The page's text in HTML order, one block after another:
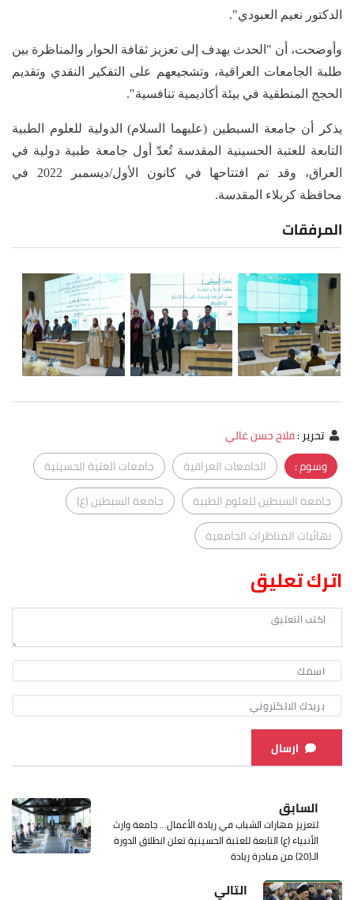
الدكتور نعيم العبودي".
وأوضحت، أن "الحدث يهدف إلى تعزيز ثقافة الحوار والمناظرة بين
طلبة الجامعات العراقية، وتشجيعهم على التفكير النقدي وتقديم
الحجج المنطقية في بيئة أكاديمية تنافسية".
يذكر أن جامعة السبطين (عليهما السلام) الدولية للعلوم الطبية
التابعة للعتبة الحسينية المقدسة تُعدّ أول جامعة طبية دولية في
العراق، وقد تم افتتاحها في كانون الأول/ديسمبر 2022 في
محافظة كربلاء المقدسة.
المرفقات
تحرير:فلاح حسن غالي
وسوم :
الجامعات العراقية
جامعات العتبة الحسينية
جامعة السبطين للعلوم الطبية
جامعة السبطين (ع)
نهائيات المناظرات الجامعية
اترك تعليق
ارسال
السابق
لتعزيز مهارات الشباب في ريادة الأعمال... جامعة وارث
الأنبياء (ع) التابعة للعتبة الحسينية تعلن انطلاق الدورة
الـ(20) من مبادرة ريادة
التالي